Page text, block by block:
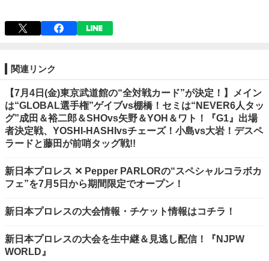
関連リンク
【7月4日(金)東京武道館の“全対戦カード”が決定！】メイン
は“GLOBAL選手権”ゲイブvs棚橋！セミは“NEVER6人タッ
グ”成田＆裕二郎＆SHOvs矢野＆YOH＆ワト！『G1』出場
者決定戦、YOSHI-HASHIvsチェーズ！小島vs大岩！デスペ
ラードと藤田が前哨タッグ戦!!
新日本プロレス ✕ Pepper PARLORの“スペシャルコラボカ
フェ”を7月5日から期間限定でオープン！
新日本プロレスの大会情報・チケット情報はコチラ！
新日本プロレスの大会を生中継＆見逃し配信！『NJPW
WORLD』